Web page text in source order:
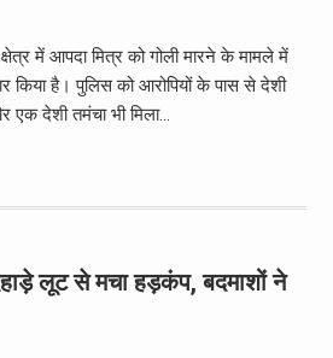
में आपदा मित्र को गोली मारने के मामले में
किया है। पुलिस को आरोपियों के पास से देशी
एक देशी तमंचा भी मिला…
लूट से मचा हड़कंप, बदमाशों ने